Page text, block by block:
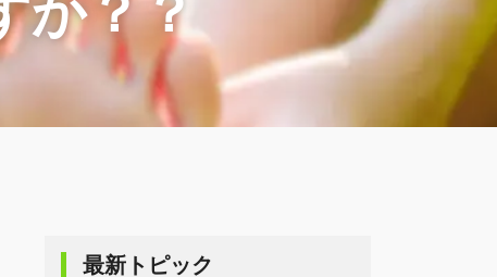
か？？
最新トピック